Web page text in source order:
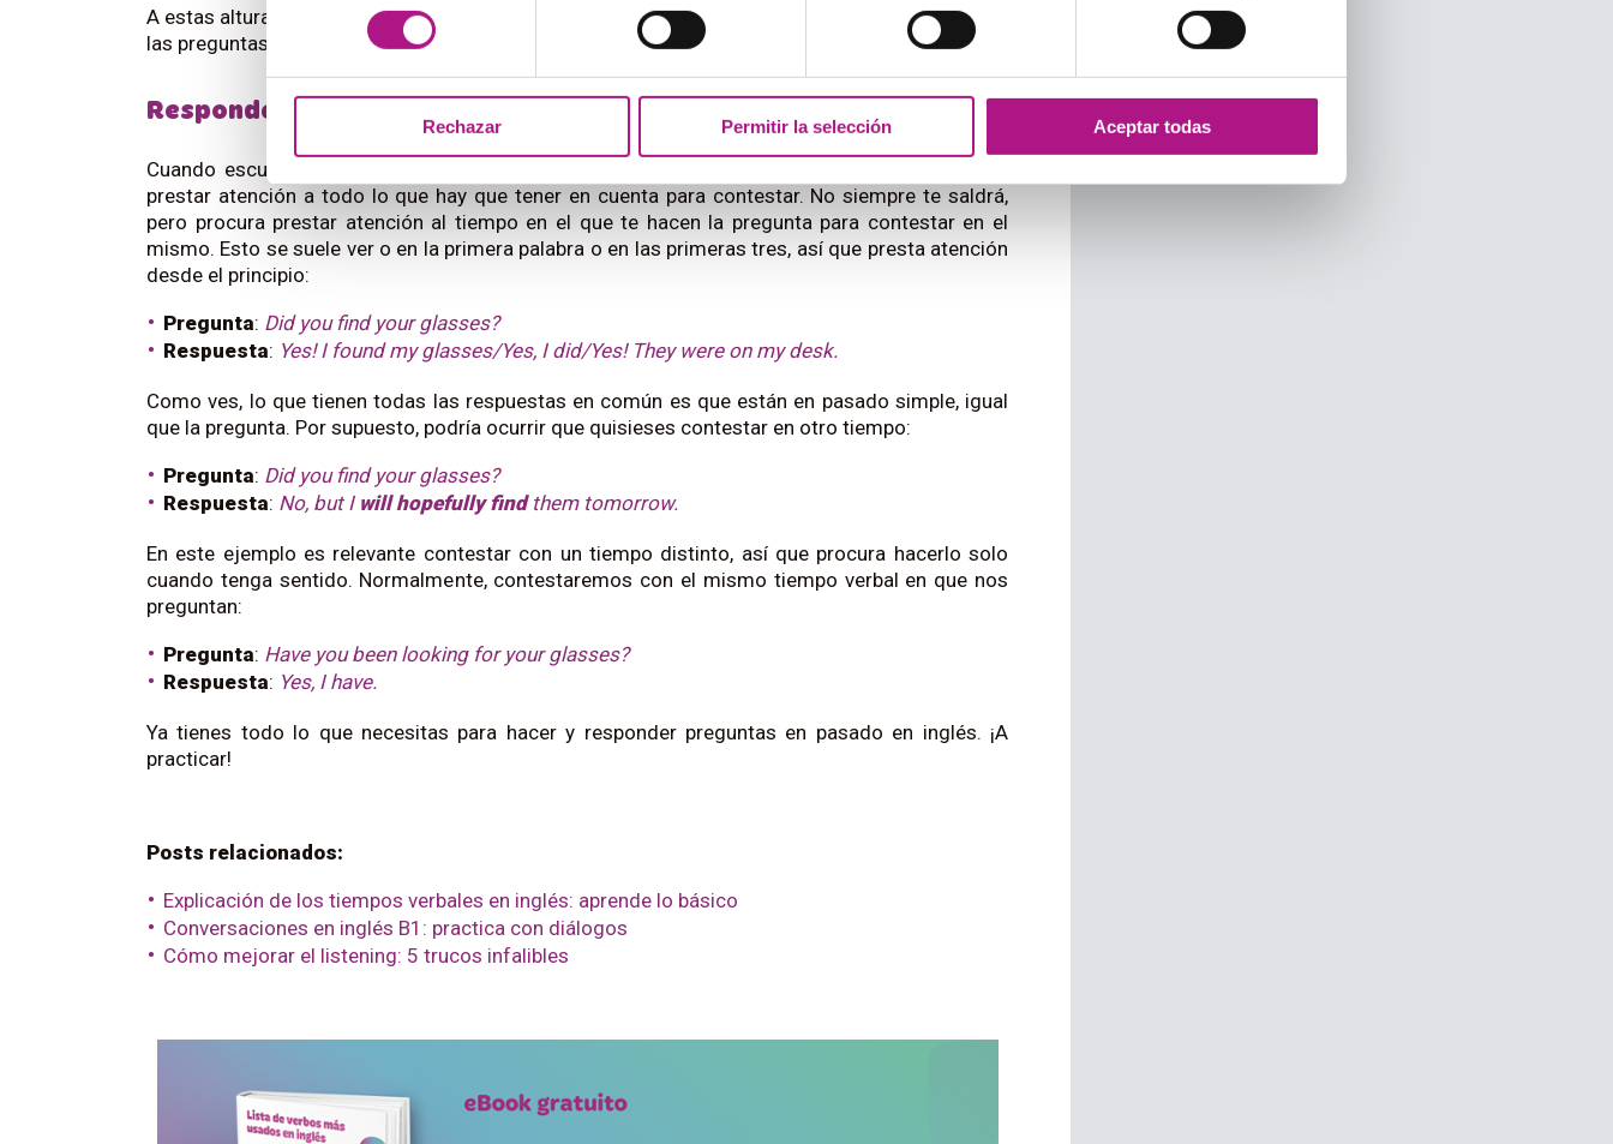
consentimiento
Rechazar Permitir la selección Aceptar todas
A estas alturas ya pillas cómo funciona, ¿verdad? Pues vamos a lo siguiente: cómo responder a
las preguntas en pasado en inglés.
Responder
Cuando escuchamos preguntas en pasado en inglés, a veces puede resultar un poco difícil
prestar atención a todo lo que hay que tener en cuenta para contestar. No siempre te saldrá,
pero procura prestar atención al tiempo en el que te hacen la pregunta para contestar en el
mismo. Esto se suele ver o en la primera palabra o en las primeras tres, así que presta atención
desde el principio:
Pregunta: Did you find your glasses?
Respuesta: Yes! I found my glasses/Yes, I did/Yes! They were on my desk.
Como ves, lo que tienen todas las respuestas en común es que están en pasado simple, igual
que la pregunta. Por supuesto, podría ocurrir que quisieses contestar en otro tiempo:
Pregunta: Did you find your glasses?
Respuesta: No, but I will hopefully findthem tomorrow.
En este ejemplo es relevante contestar con un tiempo distinto, así que procura hacerlo solo
cuando tenga sentido. Normalmente, contestaremos con el mismo tiempo verbal en que nos
preguntan:
Pregunta: Have you been looking for your glasses?
Respuesta: Yes, I have.
Ya tienes todo lo que necesitas para hacer y responder preguntas en pasado en inglés. ¡A
practicar!
Posts relacionados:
Explicación de los tiempos verbales en inglés: aprende lo básico
Conversaciones en inglés B1: practica con diálogos
Cómo mejorar el listening: 5 trucos infalibles